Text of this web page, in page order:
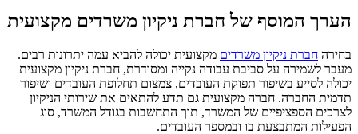
הערך המוסף של חברת ניקיון משרדים מקצועית
בחירה חברת ניקיון משרדים מקצועית יכולה להביא עמה יתרונות רבים.
מעבר לשמירה על סביבת עבודה נקייה ומסודרת, חברת ניקיון מקצועית
יכולה לסייע בשיפור תפוקת העובדים, צמצום תחלופת העובדים ושיפור
תדמית החברה. חברה מקצועית גם תדע להתאים את שירותי הניקיון
לצרכים הספציפיים של המשרד, תוך התחשבות בגודל המשרד, סוג
הפעילות המתבצעת בו ובמספר העובדים.